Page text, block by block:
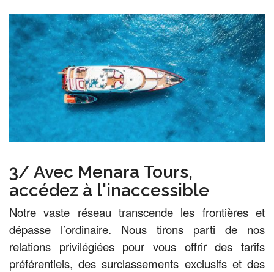
3/ Avec Menara Tours,
accédez à l'inaccessible
Notre vaste réseau transcende les frontières et
dépasse l’ordinaire. Nous tirons parti de nos
relations privilégiées pour vous offrir des tarifs
préférentiels, des surclassements exclusifs et des